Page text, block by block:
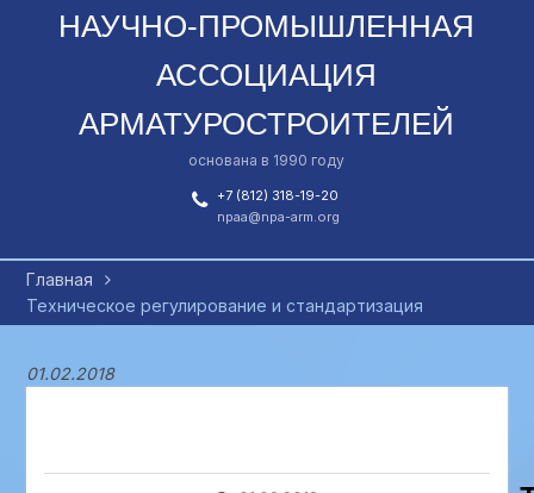
зафиксировали спад в
промышленности
НАУЧНО-ПРОМЫШЛЕННАЯ
АССОЦИАЦИЯ
АРМАТУРОСТРОИТЕЛЕЙ
основана в 1990 году
+7 (812) 318-19-20
npaa@npa-arm.org
Главная
Техническое регулирование и стандартизация
01.02.2018